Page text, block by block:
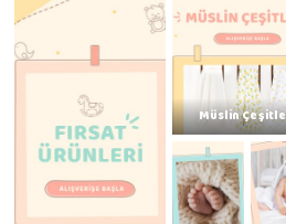
Müslin